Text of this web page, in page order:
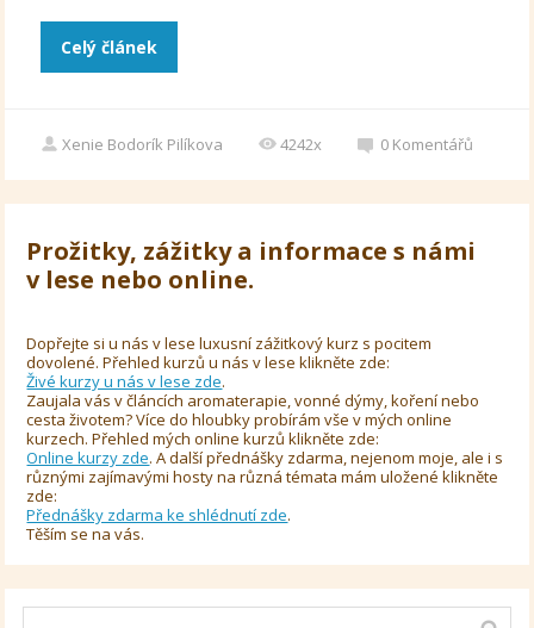
Celý článek
Xenie Bodorík Pilíkova 4242x 0 Komentářů
Prožitky, zážitky a informace s námi
v lese nebo online.
Dopřejte si u nás v lese luxusní zážitkový kurz s pocitem
dovolené. Přehled kurzů u nás v lese klikněte zde:
Živé kurzy u nás v lese zde.
Zaujala vás v článcích aromaterapie, vonné dýmy, koření nebo
cesta životem? Více do hloubky probírám vše v mých online
kurzech. Přehled mých online kurzů klikněte zde:
Online kurzy zde. A další přednášky zdarma, nejenom moje, ale i s
různými zajímavými hosty na různá témata mám uložené klikněte
zde:
Přednášky zdarma ke shlédnutí zde.
Těším se na vás.